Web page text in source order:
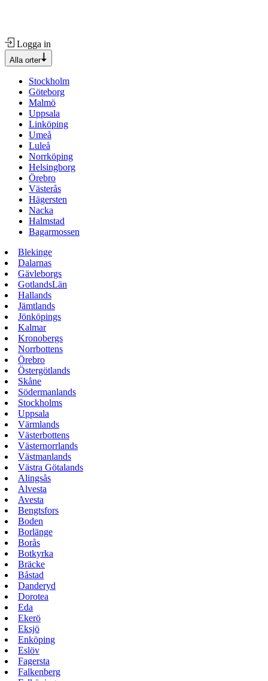
Logga in
Alla orter
Stockholm
Göteborg
Malmö
Uppsala
Linköping
Umeå
Luleå
Norrköping
Helsingborg
Örebro
Västerås
Hägersten
Nacka
Halmstad
Bagarmossen
Blekinge
Dalarnas
Gävleborgs
GotlandsLän
Hallands
Jämtlands
Jönköpings
Kalmar
Kronobergs
Norrbottens
Örebro
Östergötlands
Skåne
Södermanlands
Stockholms
Uppsala
Värmlands
Västerbottens
Västernorrlands
Västmanlands
Västra Götalands
Alingsås
Alvesta
Avesta
Bengtsfors
Boden
Borlänge
Borås
Botkyrka
Bräcke
Båstad
Danderyd
Dorotea
Eda
Ekerö
Eksjö
Enköping
Eslöv
Fagersta
Falkenberg